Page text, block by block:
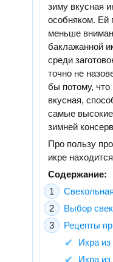
зиму вкусная
особняком. Ей
меньше
баклажанной
среди
точно не
бы потому, что
вкусная,
самые
зимней
Про пользу
икре
Содержание:
Выбор
Рецепты
Икра
Икра